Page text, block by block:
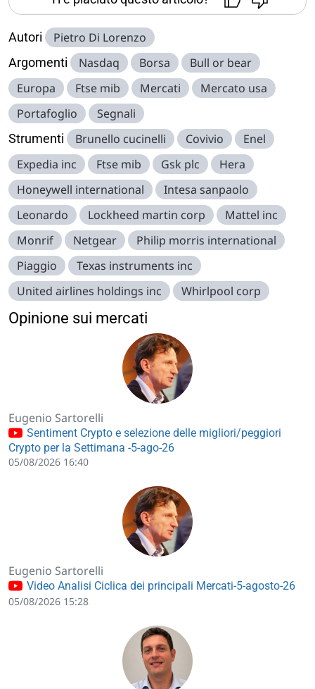
Autori Pietro Di Lorenzo
Argomenti Nasdaq Borsa
Bull or bear
Europa
Ftse mib Mercati
Mercato usa
Portafoglio
Segnali
Strumenti Brunello cucinelli Covivio
Enel
Expedia inc
Ftse mib Gsk plc
Hera
Honeywell international
Intesa sanpaolo
Leonardo
Lockheed martin corp
Mattel inc
Monrif
Netgear
Philip morris international
Piaggio
Texas instruments inc
United airlines holdings inc
Whirlpool corp
Opinione sui mercati
Eugenio Sartorelli
Sentiment Crypto e selezione delle migliori/peggiori
Crypto per la Settimana -5-ago-26
05/08/2026 16:40
Eugenio Sartorelli
Video Analisi Ciclica dei principali Mercati-5-agosto-26
05/08/2026 15:28